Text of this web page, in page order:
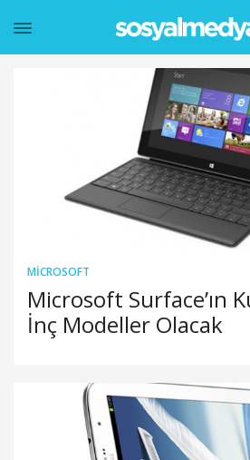
MICROSOFT
Microsoft Surface’ın
İnç Modeller Olacak